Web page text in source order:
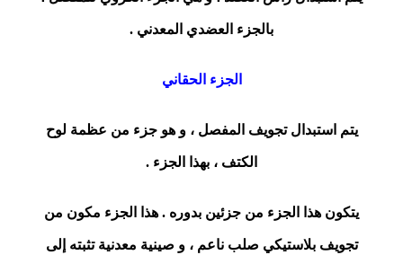
بالجزء العضدي المعدني .
الجزء الحقاني
يتم استبدال تجويف المفصل ، و هو جزء من عظمة لوح
الكتف ، بهذا الجزء .
يتكون هذا الجزء من جزئين بدوره . هذا الجزء مكون من
تجويف بلاستيكي صلب ناعم ، و صينية معدنية تثبته إلى